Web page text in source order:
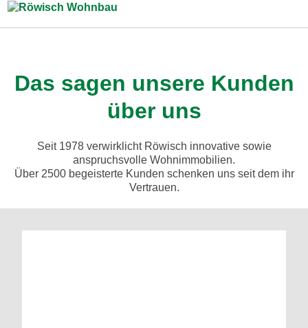
Zum Inhalt springen
Das sagen unsere Kunden
über uns
Seit 1978 verwirklicht Röwisch innovative sowie
anspruchsvolle Wohnimmobilien.
Über 2500 begeisterte Kunden schenken uns seit dem ihr
Vertrauen.